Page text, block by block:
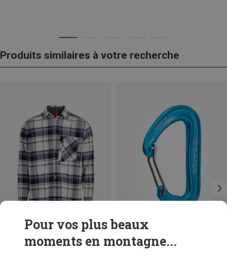
Produits similaires à votre recherche
Vous économisez 30% Vous économisez 20%
Pour vos plus beaux
moments en montagne...